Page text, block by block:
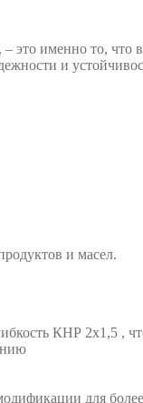
именно то, что
и
и масел.
КНР 2х1,5 ,
для